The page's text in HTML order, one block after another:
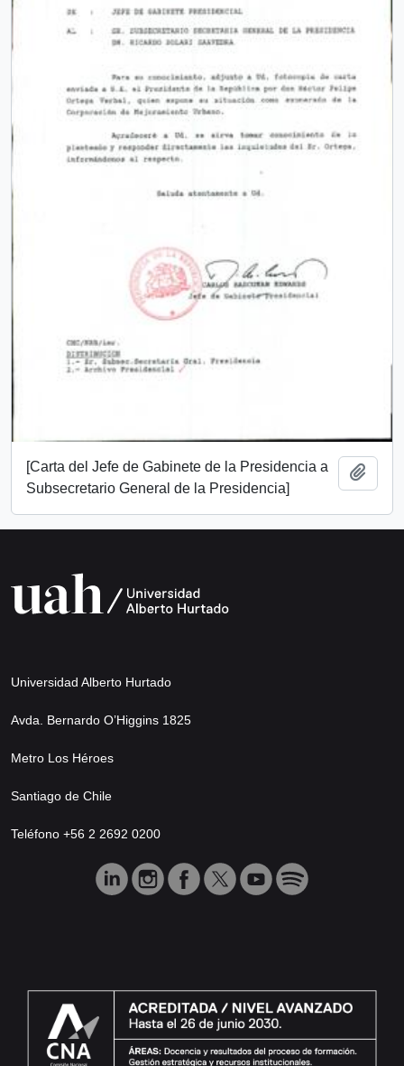
[Carta del Jefe de Gabinete de la Presidencia a
Subsecretario General de la Presidencia]
Universidad Alberto Hurtado
Avda. Bernardo O’Higgins 1825
Metro Los Héroes
Santiago de Chile
Teléfono +56 2 2692 0200